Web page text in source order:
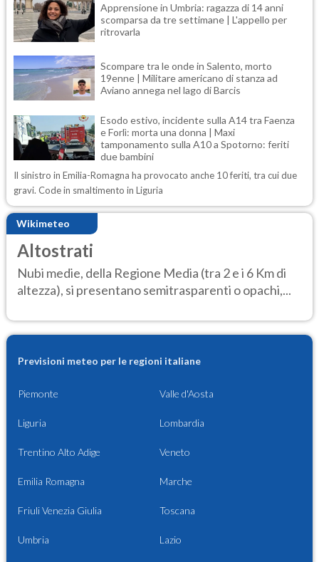
Apprensione in Umbria: ragazza di 14 anni
scomparsa da tre settimane | L'appello per
ritrovarla
Scompare tra le onde in Salento, morto
19enne | Militare americano di stanza ad
Aviano annega nel lago di Barcis
Esodo estivo, incidente sulla A14 tra Faenza
e Forlì: morta una donna | Maxi
tamponamento sulla A10 a Spotorno: feriti
due bambini
Il sinistro in Emilia-Romagna ha provocato anche 10 feriti, tra cui due
gravi. Code in smaltimento in Liguria
Wikimeteo
Altostrati
Nubi medie, della Regione Media (tra 2 e i 6 Km di
altezza), si presentano semitrasparenti o opachi,...
Previsioni meteo per le regioni italiane
Piemonte Valle d'Aosta
Liguria Lombardia
Trentino Alto Adige Veneto
Emilia Romagna Marche
Friuli Venezia Giulia Toscana
Umbria Lazio